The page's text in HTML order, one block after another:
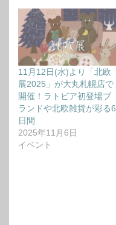
11月12日(水)より「北欧
展2025」が大丸札幌店で
開催！ラトビア初登場ブ
ランドや北欧雑貨が彩る6
日間
2025年11月6日
イベント